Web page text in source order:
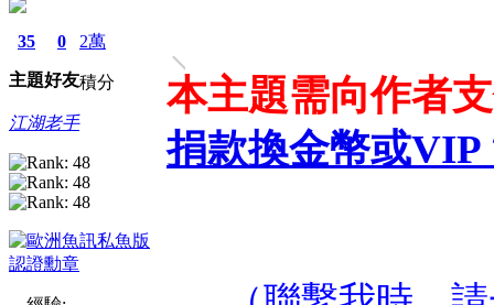
35
主題
0
好友
2萬
積分
江湖老手
本主題需向作者
捐款換金幣或VIP